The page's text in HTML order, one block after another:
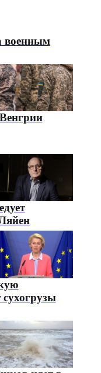
военным